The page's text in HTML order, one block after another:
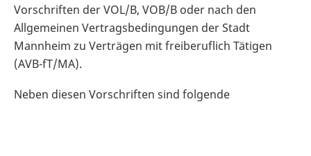
Vorschriften der VOL/B, VOB/B oder nach den
Allgemeinen Vertragsbedingungen der Stadt
Mannheim zu Verträgen mit freiberuflich Tätigen
(AVB-fT/MA).
Neben diesen Vorschriften sind folgende